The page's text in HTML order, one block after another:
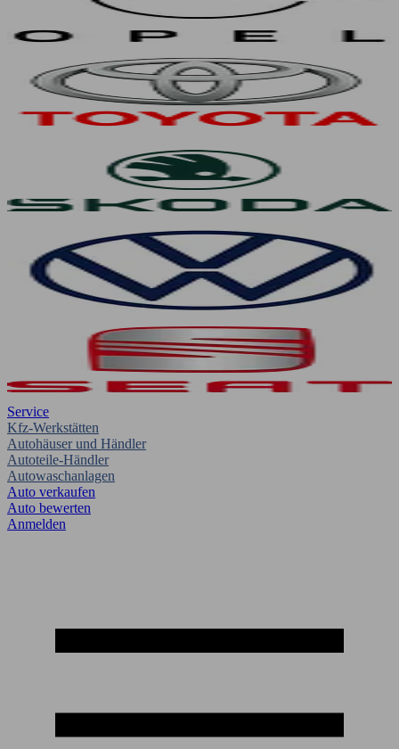
Service
Kfz-Werkstätten
Autohäuser und Händler
Autoteile-Händler
Autowaschanlagen
Auto verkaufen
Auto bewerten
Anmelden